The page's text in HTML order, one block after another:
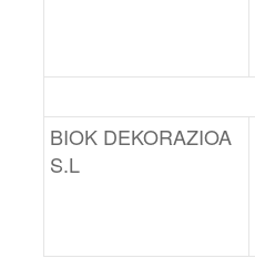
BIOK DEKORAZIOA
S.L